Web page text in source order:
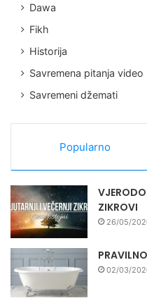
Dawa
Fikh
Historija
Savremena pitanja video
Savremeni džemati
Popularno
ZIKROVI
26/05/
02/03/